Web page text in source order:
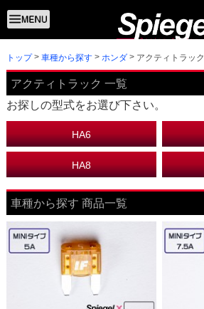
トップ 車種から探す ホンダ アクティトラック
アクティトラック 一覧
お探しの型式をお選び下さい。
HA6
HA8
車種から探す 商品一覧